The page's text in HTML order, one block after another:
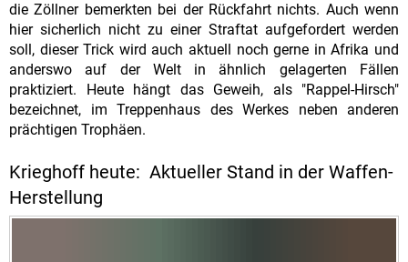
die Zöllner bemerkten bei der Rückfahrt nichts. Auch wenn
hier sicherlich nicht zu einer Straftat aufgefordert werden
soll, dieser Trick wird auch aktuell noch gerne in Afrika und
anderswo auf der Welt in ähnlich gelagerten Fällen
praktiziert. Heute hängt das Geweih, als "Rappel-Hirsch"
bezeichnet, im Treppenhaus des Werkes neben anderen
prächtigen Trophäen.
Krieghoff heute: Aktueller Stand in der Waffen-
Herstellung